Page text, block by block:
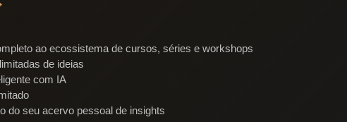
ao ecossistema de cursos, séries e workshops
de ideias
com IA
do seu acervo pessoal de insights